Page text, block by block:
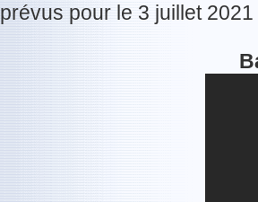
prévus pour le 3 juillet